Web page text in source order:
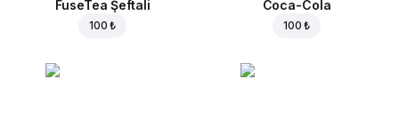
FuseTea Şeftali
100 ₺
Coca-Cola
100 ₺